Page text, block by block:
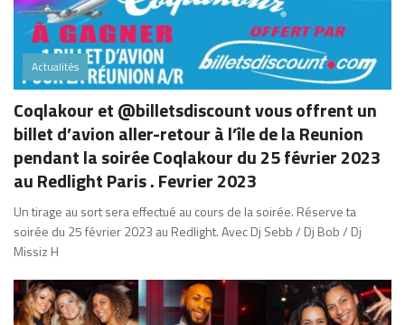
Actualités
Coqlakour et @billetsdiscount vous offrent un
billet d’avion aller-retour à l’île de la Reunion
pendant la soirée Coqlakour du 25 février 2023
au Redlight Paris . Fevrier 2023
Un tirage au sort sera effectué au cours de la soirée. Réserve ta
soirée du 25 février 2023 au Redlight. Avec Dj Sebb / Dj Bob / Dj
Missiz H